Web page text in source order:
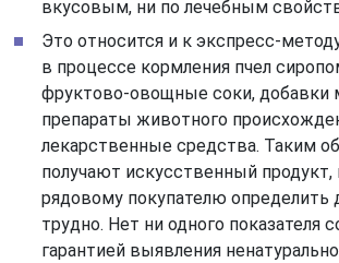
вкусовым, ни по лечебным
Это относится и к экспресс-
в процессе кормления пчел
фруктово-овощные соки, добавки
препараты животного
лекарственные средства. Таким
получают искусственный
рядовому покупателю определить
трудно. Нет ни одного показателя
гарантией выявления